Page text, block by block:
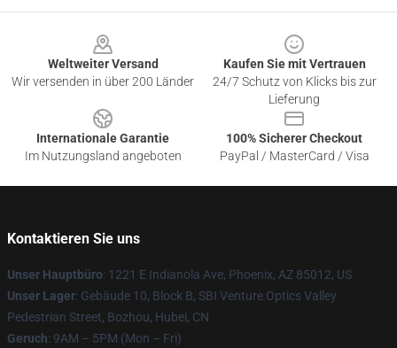
Weltweiter Versand
Wir versenden in über 200 Länder
Kaufen Sie mit Vertrauen
24/7 Schutz von Klicks bis zur
Lieferung
Internationale Garantie
Im Nutzungsland angeboten
100% Sicherer Checkout
PayPal / MasterCard / Visa
Kontaktieren Sie uns
Unser Hauptbüro: 1221 E Indianola Ave, Phoenix, AZ 85012, US
Unser Lager: Gebäude 10, Block B, SBI Venture Optics Valley
Pedestrian Street, Bozhou, Hubei, CN
Geruch: 9AM – 5PM (Mon – Fri)